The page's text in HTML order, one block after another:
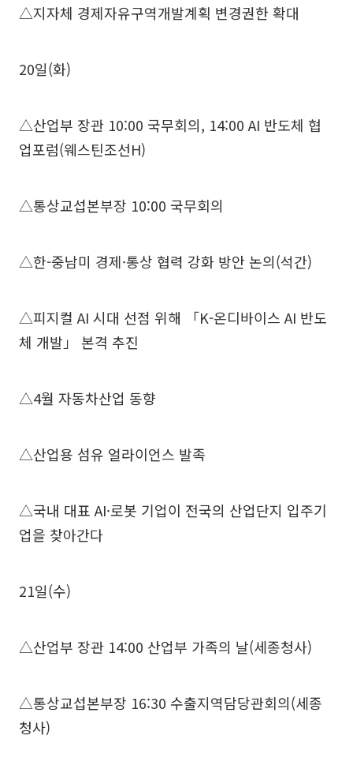
△지자체 경제자유구역개발계획 변경권한 확대
20일(화)
△산업부 장관 10:00 국무회의, 14:00 AI 반도체 협
업포럼(웨스틴조선H)
△통상교섭본부장 10:00 국무회의
△한-중남미 경제·통상 협력 강화 방안 논의(석간)
△피지컬 AI 시대 선점 위해 「K-온디바이스 AI 반도
체 개발」 본격 추진
△4월 자동차산업 동향
△산업용 섬유 얼라이언스 발족
△국내 대표 AI·로봇 기업이 전국의 산업단지 입주기
업을 찾아간다
21일(수)
△산업부 장관 14:00 산업부 가족의 날(세종청사)
△통상교섭본부장 16:30 수출지역담당관회의(세종
청사)